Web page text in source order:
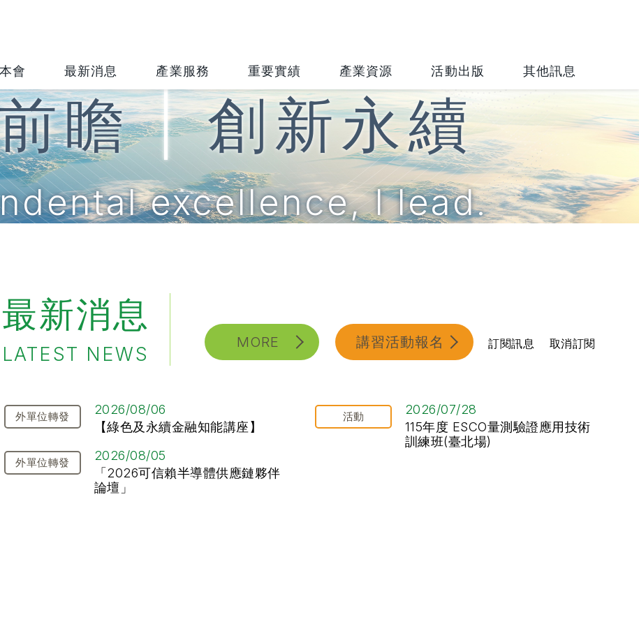
會 最新消息 產業服務 重要實績 產業資源 活動出版 其他訊息
瞻|創新永續
excellence, I lead.
講習活動報名 訂閱訊息 取消訂閱
最新消息
LATEST NEWS
MORE
外單位轉發
2026/08/06
【綠色及永續金融知能講座】
外單位轉發
2026/08/05
「2026可信賴半導體供應鏈夥伴
論壇」
活動
2026/07/28
115年度 ESCO量測驗證應用技術
訓練班(臺北場)